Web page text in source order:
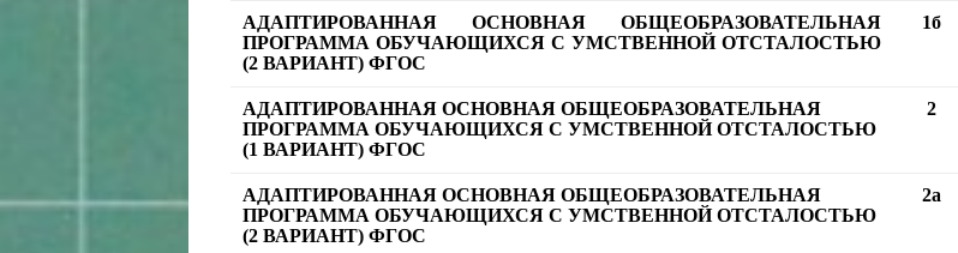
АДАПТИРОВАННАЯ ОСНОВНАЯ ОБЩЕОБРАЗОВАТЕЛЬНАЯ
ПРОГРАММА ОБУЧАЮЩИХСЯ С УМСТВЕННОЙ ОТСТАЛОСТЬЮ
(2 ВАРИАНТ) ФГОС
1б
АДАПТИРОВАННАЯ ОСНОВНАЯ ОБЩЕОБРАЗОВАТЕЛЬНАЯ
ПРОГРАММА ОБУЧАЮЩИХСЯ С УМСТВЕННОЙ ОТСТАЛОСТЬЮ
(1 ВАРИАНТ) ФГОС
2
АДАПТИРОВАННАЯ ОСНОВНАЯ ОБЩЕОБРАЗОВАТЕЛЬНАЯ
ПРОГРАММА ОБУЧАЮЩИХСЯ С УМСТВЕННОЙ ОТСТАЛОСТЬЮ
(2 ВАРИАНТ) ФГОС
2а